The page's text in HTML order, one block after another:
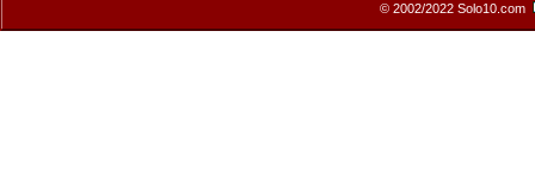
© 2002/2022 Solo10.com